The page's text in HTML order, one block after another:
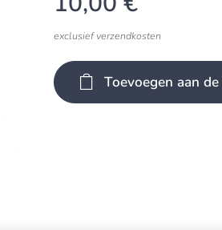
exclusief verzendkosten
Toevoegen aan